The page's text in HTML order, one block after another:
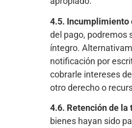
4.5. Incumplimiento
del pago, podremos
íntegro.
notificación por
cobrarle intereses
otro derecho o
4.6. Retención de
bienes hayan sido